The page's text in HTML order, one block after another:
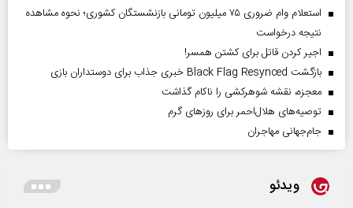
استعلام وام ضروری ۷۵ میلیون تومانی بازنشستگان کشوری؛ نحوه مشاهده
نتیجه درخواست
اجیر کردن قاتل برای کشتن همسر!
بازگشت Black Flag Resynced خبری جذاب برای دوستداران بازی
معجزه، نقشه شوهرکشی را ناکام گذاشت
توصیه‌های هلال‌احمر برای روز‌های گرم
جام‌جهانی مهاجران
ویدئو